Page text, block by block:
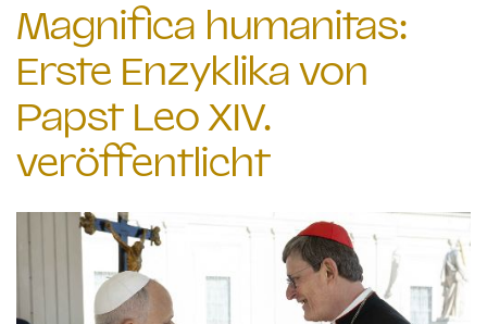
Magnifica humanitas:
Erste Enzyklika von
Papst Leo XIV.
veröffentlicht